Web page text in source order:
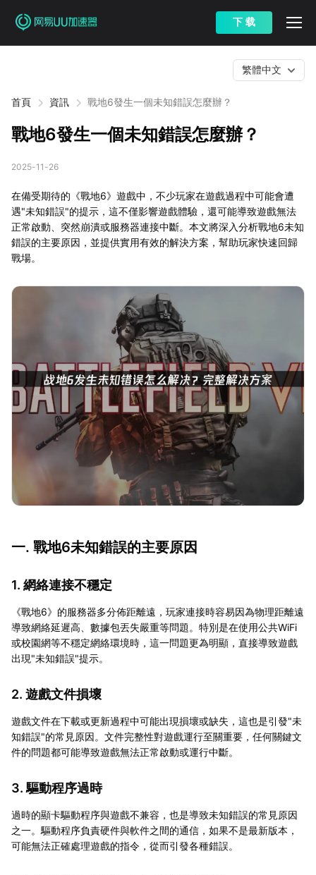
下 载
首頁 資訊 戰地6發生一個未知錯誤怎麼辦？
繁體中文
戰地6發生一個未知錯誤怎麼辦？
2025-11-26
在備受期待的《戰地6》遊戲中，不少玩家在遊戲過程中可能會遭
遇"未知錯誤"的提示，這不僅影響遊戲體驗，還可能導致遊戲無法
正常啟動、突然崩潰或服務器連接中斷。本文將深入分析戰地6未知
錯誤的主要原因，並提供實用有效的解決方案，幫助玩家快速回歸
戰場。
一. 戰地6未知錯誤的主要原因
1. 網絡連接不穩定
《戰地6》的服務器多分佈距離遠，玩家連接時容易因為物理距離遠
導致網絡延遲高、數據包丟失嚴重等問題。特別是在使用公共WiFi
或校園網等不穩定網絡環境時，這一問題更為明顯，直接導致遊戲
出現"未知錯誤"提示。
2. 遊戲文件損壞
遊戲文件在下載或更新過程中可能出現損壞或缺失，這也是引發"未
知錯誤"的常見原因。文件完整性對遊戲運行至關重要，任何關鍵文
件的問題都可能導致遊戲無法正常啟動或運行中斷。
3. 驅動程序過時
過時的顯卡驅動程序與遊戲不兼容，也是導致未知錯誤的常見原因
之一。驅動程序負責硬件與軟件之間的通信，如果不是最新版本，
可能無法正確處理遊戲的指令，從而引發各種錯誤。